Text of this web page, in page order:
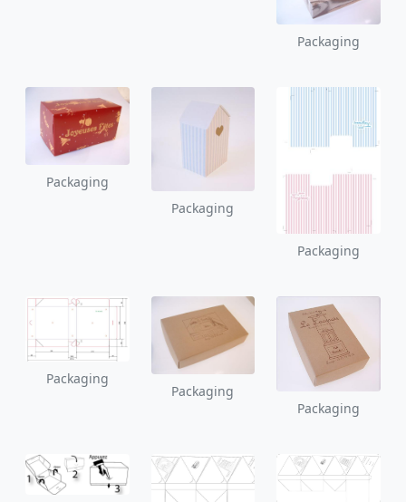
Packaging
Packaging
Packaging
Packaging
Packaging
Packaging
Packaging